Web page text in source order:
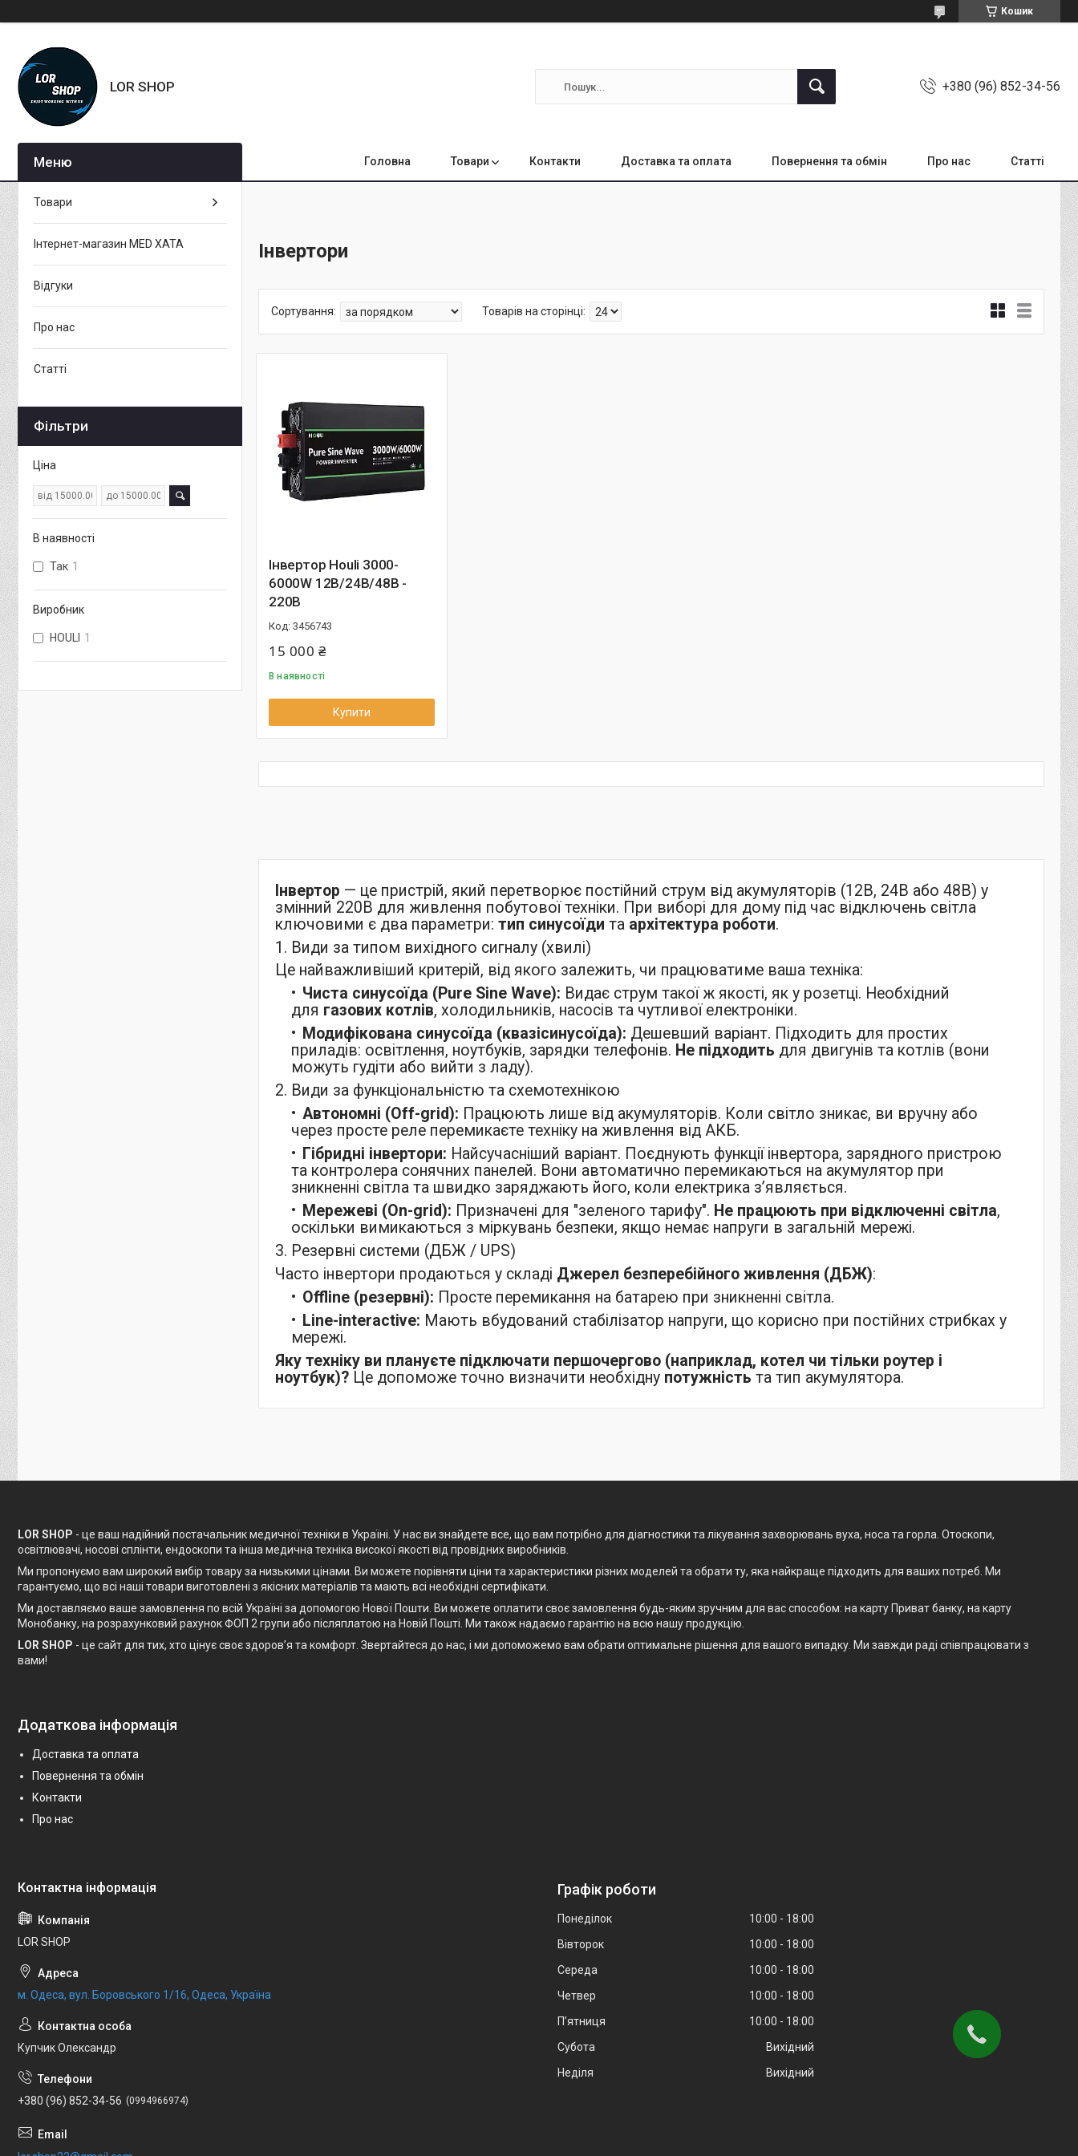
Кошик
LOR SHOP +380 (96) 852-34-56
Головна Товари Контакти Доставка та оплата Повернення та обмін Про нас Статті
Інвертори
Інвертор Houli 3000-
6000W 12В/24В/48В -
220В
3456743
15 000 ₴
В наявності
Купити
Інвертор — це пристрій, який перетворює постійний струм від акумуляторів (12В, 24В або 48В) у
змінний 220В для живлення побутової техніки. При виборі для дому під час відключень світла
ключовими є два параметри: тип синусоїди та архітектура роботи.
1. Види за типом вихідного сигналу (хвилі)
Це найважливіший критерій, від якого залежить, чи працюватиме ваша техніка:
Чиста синусоїда (Pure Sine Wave): Видає струм такої ж якості, як у розетці. Необхідний
для газових котлів, холодильників, насосів та чутливої електроніки.
Модифікована синусоїда (квазісинусоїда): Дешевший варіант. Підходить для простих
приладів: освітлення, ноутбуків, зарядки телефонів. Не підходить для двигунів та котлів (вони
можуть гудіти або вийти з ладу).
2. Види за функціональністю та схемотехнікою
Автономні (Off-grid): Працюють лише від акумуляторів. Коли світло зникає, ви вручну або
через просте реле перемикаєте техніку на живлення від АКБ.
Гібридні інвертори: Найсучасніший варіант. Поєднують функції інвертора, зарядного пристрою
та контролера сонячних панелей. Вони автоматично перемикаються на акумулятор при
зникненні світла та швидко заряджають його, коли електрика з’являється.
Мережеві (On-grid): Призначені для "зеленого тарифу". Не працюють при відключенні світла,
оскільки вимикаються з міркувань безпеки, якщо немає напруги в загальній мережі.
3. Резервні системи (ДБЖ / UPS)
Часто інвертори продаються у складі Джерел безперебійного живлення (ДБЖ):
Offline (резервні): Просте перемикання на батарею при зникненні світла.
Line-interactive: Мають вбудований стабілізатор напруги, що корисно при постійних стрибках у
мережі.
Яку техніку ви плануєте підключати першочергово (наприклад, котел чи тільки роутер і
ноутбук)? Це допоможе точно визначити необхідну потужність та тип акумулятора.
Товари
Інтернет-магазин MED XATA
Відгуки
Про нас
Статті
Фільтри
Ціна
В наявності
Так 1
Виробник
HOULI 1
LOR SHOP - це ваш надійний постачальник медичної техніки в Україні. У нас ви знайдете все, що вам потрібно для діагностики та лікування захворювань вуха, носа та горла. Отоскопи,
освітлювачі, носові сплінти, ендоскопи та інша медична техніка високої якості від провідних виробників.
Ми пропонуємо вам широкий вибір товару за низькими цінами. Ви можете порівняти ціни та характеристики різних моделей та обрати ту, яка найкраще підходить для ваших потреб. Ми
гарантуємо, що всі наші товари виготовлені з якісних матеріалів та мають всі необхідні сертифікати.
Ми доставляємо ваше замовлення по всій Україні за допомогою Нової Пошти. Ви можете оплатити своє замовлення будь-яким зручним для вас способом: на карту Приват банку, на карту
Монобанку, на розрахунковий рахунок ФОП 2 групи або післяплатою на Новій Пошті. Ми також надаємо гарантію на всю нашу продукцію.
LOR SHOP - це сайт для тих, хто цінує своє здоров’я та комфорт. Звертайтеся до нас, і ми допоможемо вам обрати оптимальне рішення для вашого випадку. Ми завжди раді співпрацювати з
вами!
Додаткова інформація
Доставка та оплата
Повернення та обмін
Контакти
Про нас
LOR SHOP
м. Одеса, вул. Боровського 1/16, Одеса, Україна
Купчик Олександр
+380 (96) 852-34-56 0994966974
Графік роботи
Понеділок 10:00
18:00
Вівторок
10:00
18:00
Середа
10:00
18:00
Четвер
10:00
18:00
Пʼятниця
10:00
18:00
Субота
Вихідний
Неділя
Вихідний